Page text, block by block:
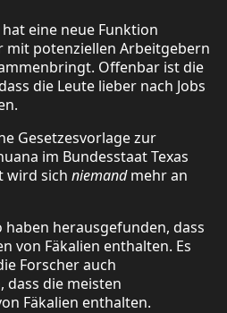
eine neue Funktion
mit potenziellen Arbeitgebern
Offenbar ist die
die Leute lieber nach Jobs
Gesetzesvorlage zur
im Bundesstaat Texas
wird sich niemandmehr an
haben herausgefunden, dass
von Fäkalien enthalten. Es
Forscher auch
dass die meisten
Fäkalien enthalten.